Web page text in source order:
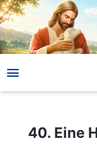
40. Eine Heilmittel
40. Eine